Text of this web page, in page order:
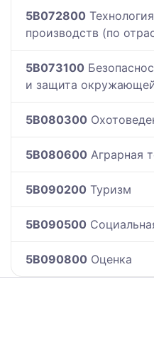
5B072800
производств (по
5B073100
и защита
5B080300
5B080600 Аграрная
5B090200 Туризм
5B090500
5B090800 Оценка